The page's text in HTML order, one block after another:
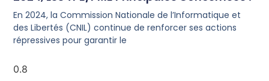
En 2024, la Commission Nationale de l’Informatique et
des Libertés (CNIL) continue de renforcer ses actions
répressives pour garantir le